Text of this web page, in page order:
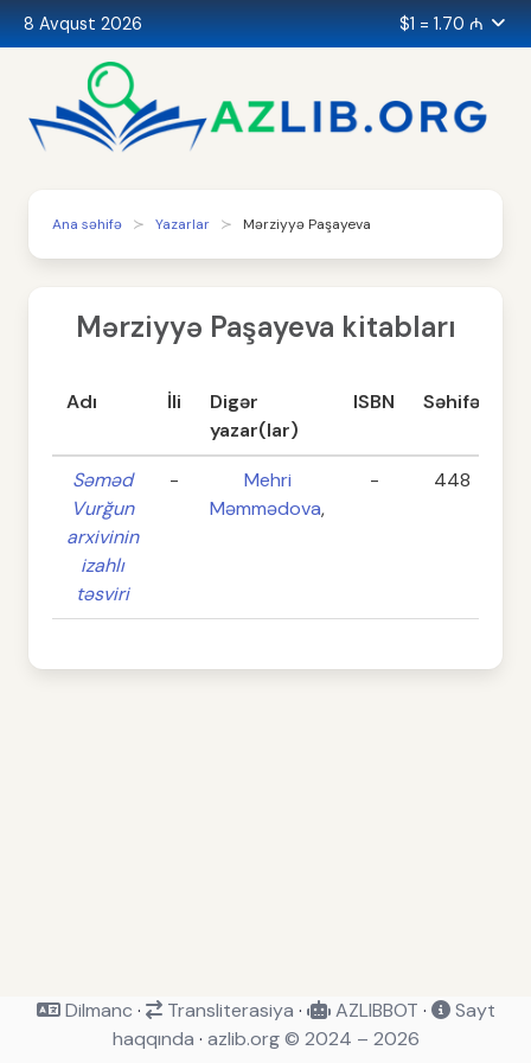
8 Avqust 2026 $1 = 1.70 ₼
Ana səhifə Yazarlar Mərziyyə Paşayeva
Mərziyyə Paşayeva kitabları
Adı İli
Digər
yazar(lar)
ISBN Səhifə
Səməd
Vurğun
arxivinin
izahlı
təsviri
-
Mehri
Məmmədova,
- 448
Dilmanc · Transliterasiya · AZLIBBOT ·
Sayt
haqqında · azlib.org © 2024 – 2026